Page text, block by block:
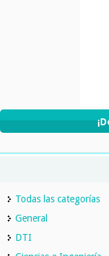
Todas las categorías
General
DTI